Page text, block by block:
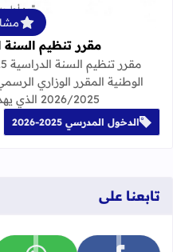
مقرر تنظيم السنة
الوطنية المقرر الوزاري
2026/2025 الذي يهدف إلى تحديد مختلف…
الدخول المدرسي 2025-2026
تابعنا على